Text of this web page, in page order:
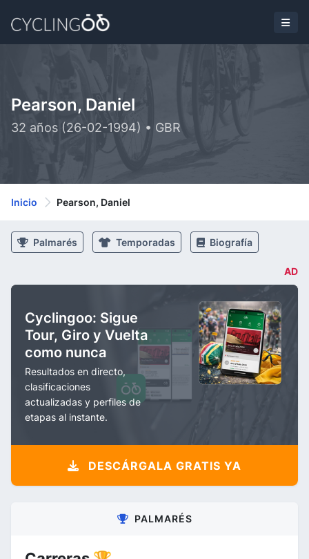
Pearson, Daniel
32 años (26-02-1994) • GBR
Inicio Pearson, Daniel
Palmarés Temporadas Biografía
AD
Cyclingoo: Sigue
Tour, Giro y Vuelta
como nunca
Resultados en directo,
clasificaciones
actualizadas y perfiles de
etapas al instante.
DESCÁRGALA GRATIS YA
PALMARÉS